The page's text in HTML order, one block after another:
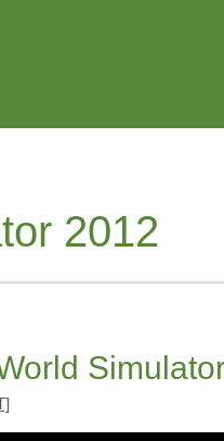
2012